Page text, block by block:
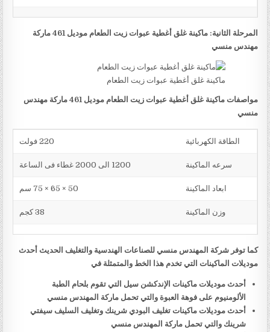
المرحلة الثانية: ماكينة غلق أغطية عبوات زيت الطعام موديل 461 ماركة
مهندس منسي
ماكينة غلق أغطية عبوات زيت الطعام
مواصفات ماكينة غلق أغطية عبوات زيت الطعام موديل 461 ماركة مهندس
منسي
الطاقة الكهربائية 220 فولت
سرعه الماكينة 1200 الى 2000 غطاء فى الساعة
ابعاد الماكينة 50 × 65 × 75 سم
وزن الماكينة 38 كجم
كما توفر شركة المهندس منسي للصناعات الهندسية والتغليف الحديث أحدث
موديلات الماكينات التي تخدم هذا الخط والمتمثلة في
أحدث موديلات ماكينات الإندكشن سيل التي تقوم بلحام الطبة
الألومنيوم على فوهة العبوة والتي تحمل ماركة المهندس منسي
أحدث موديلات ماكينات تغليف البودي شرينك وتغليف السليف سيفتي
شرينك والتي تحمل ماركة المهندس منسي